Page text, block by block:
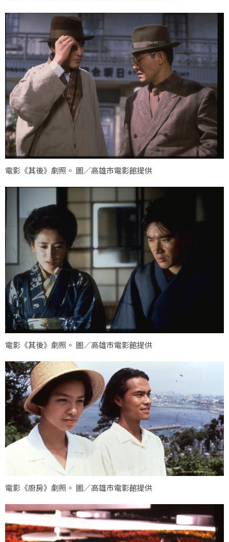
電影《其後》劇照。 圖／高雄市電影館提供
電影《其後》劇照。 圖／高雄市電影館提供
電影《廚房》劇照。 圖／高雄市電影館提供